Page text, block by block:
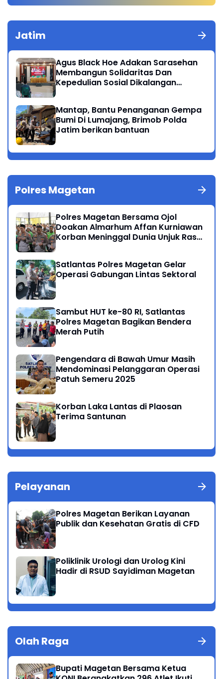
Jatim
Agus Black Hoe Adakan Sarasehan
Membangun Solidaritas Dan
Kepedulian Sosial Dikalangan
Mantap, Bantu Penanganan Gempa
Bumi Di Lumajang, Brimob Polda
Jatim berikan bantuan
Polres Magetan
Polres Magetan Bersama Ojol
Doakan Almarhum Affan Kurniawan
Korban Meninggal Dunia Unjuk Rasa
Satlantas Polres Magetan Gelar
Operasi Gabungan Lintas Sektoral
Sambut HUT ke-80 RI, Satlantas
Polres Magetan Bagikan Bendera
Merah Putih
Pengendara di Bawah Umur Masih
Mendominasi Pelanggaran Operasi
Patuh Semeru 2025
Korban Laka Lantas di Plaosan
Terima Santunan
Pelayanan
Polres Magetan Berikan Layanan
Publik dan Kesehatan Gratis di CFD
Poliklinik Urologi dan Urolog Kini
Hadir di RSUD Sayidiman Magetan
Olah Raga
Bupati Magetan Bersama Ketua